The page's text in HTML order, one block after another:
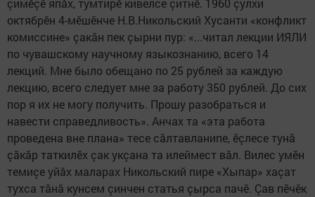
çимӗçӗ япăх, тумтирӗ кивелсе çитнӗ. 1960 çулхи
октябрӗн 4-мӗшӗнче Н.В.Никольский Хусанти «конфликт
комиссине» çакăн пек çырни пур: «...читал лекции ИЯЛИ
по чувашскому научному языкознанию, всего 14
лекций. Мне было обещано по 25 рублей за каждую
лекцию, всего следует мне за работу 350 рублей. До сих
пор я их не могу получить. Прошу разобраться и
навести справедливость». Анчах та «эта работа
проведена вне плана» тесе сăлтавланипе, ӗçлесе тунă
çăкăр таткилӗх çак укçана та илеймест вăл. Вилес умӗн
темиçе уйăх маларах Никольский пире «Хыпар» хаçат
тухса тăнă кунсем çинчен статья çырса пачӗ. Çав пӗчӗк